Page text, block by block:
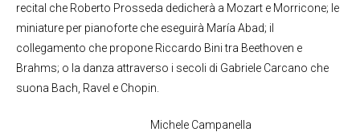
recital che Roberto Prosseda dedicherà a Mozart e Morricone; le
miniature per pianoforte che eseguirà María Abad; il
collegamento che propone Riccardo Bini tra Beethoven e
Brahms; o la danza attraverso i secoli di Gabriele Carcano che
suona Bach, Ravel e Chopin.
Michele Campanella